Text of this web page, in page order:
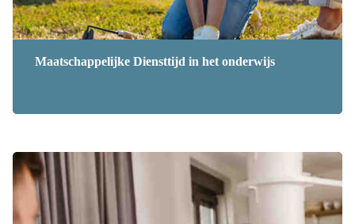
Maatschappelijke Diensttijd in het onderwijs